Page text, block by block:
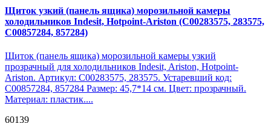
Щиток узкий (панель ящика) морозильной камеры
холодильников Indesit, Hotpoint-Ariston (C00283575, 283575,
C00857284, 857284)
Щиток (панель ящика) морозильной камеры узкий
прозрачный для холодильников Indesit, Ariston, Hotpoint-
Ariston. Артикул: C00283575, 283575. Устаревший код:
C00857284, 857284 Размер: 45,7*14 см. Цвет: прозрачный.
Материал: пластик....
60139